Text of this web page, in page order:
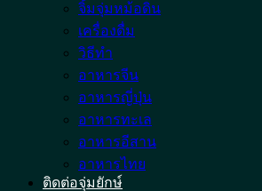
จิ้มจุ่มหม้อดิน
เครื่องดื่ม
วิธีทำ
อาหารจีน
อาหารญี่ปุ่น
อาหารทะเล
อาหารอีสาน
อาหารไทย
ติดต่อจุ่มยักษ์